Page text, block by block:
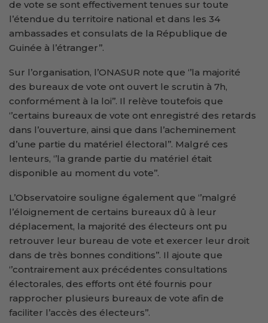
de vote se sont effectivement tenues sur toute
l’étendue du territoire national et dans les 34
ambassades et consulats de la République de
Guinée à l’étranger’’.
Sur l’organisation, l’ONASUR note que ‘’la majorité
des bureaux de vote ont ouvert le scrutin à 7h,
conformément à la loi’’. Il relève toutefois que
‘’certains bureaux de vote ont enregistré des retards
dans l’ouverture, ainsi que dans l’acheminement
d’une partie du matériel électoral’’. Malgré ces
lenteurs, ‘’la grande partie du matériel était
disponible au moment du vote’’.
L’Observatoire souligne également que ‘’malgré
l’éloignement de certains bureaux dû à leur
déplacement, la majorité des électeurs ont pu
retrouver leur bureau de vote et exercer leur droit
dans de très bonnes conditions’’. Il ajoute que
‘’contrairement aux précédentes consultations
électorales, des efforts ont été fournis pour
rapprocher plusieurs bureaux de vote afin de
faciliter l’accès des électeurs’’.